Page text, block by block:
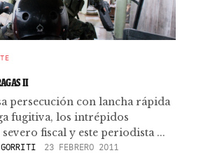
II
persecución con lancha rápida
fugitiva, los intrépidos
fiscal y este periodista ...
23 FEBRERO 2011